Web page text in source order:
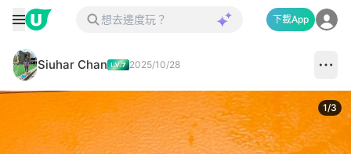
下載App
Siuhar Chan 2025/10/28
1/3